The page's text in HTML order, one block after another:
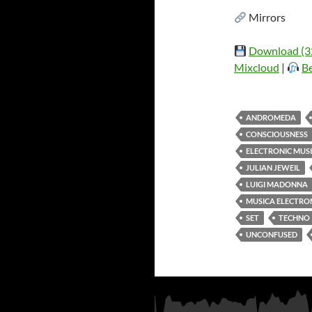
Mirrors
Download
Mixcloud |
ANDROMEDA
CONSCIOUSNESS
ELECTRONIC
JULIAN JEWEIL
LUIGI MADONNA
MUSICA
SET
TECHNO
UNCONFUSED